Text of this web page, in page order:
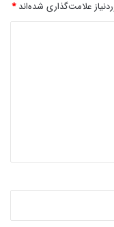
علامت‌گذاری شده‌اند*